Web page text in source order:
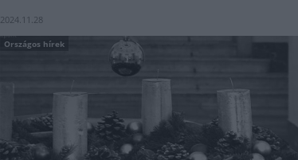
2024.11.28
Országos hírek